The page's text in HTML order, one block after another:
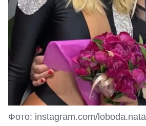
Фото: instagram.com/loboda.nata